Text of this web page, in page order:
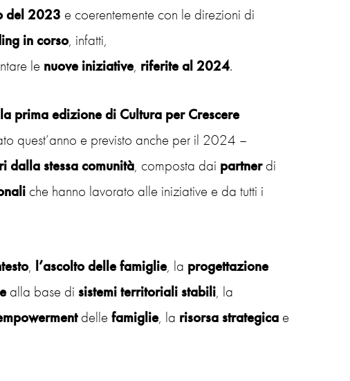
del 2023 e coerentemente con le direzioni di
in corso, infatti,
le nuove iniziative, riferite al 2024.
prima edizione di Cultura per Crescere
quest’anno e previsto anche per il 2024 –
dalla stessa comunità, composta dai partnerdi
che hanno lavorato alle iniziative e da tutti i
, l’ascolto delle famiglie, la progettazione
alla base di sistemi territoriali stabili, la
dellefamiglie, la risorsa strategicae